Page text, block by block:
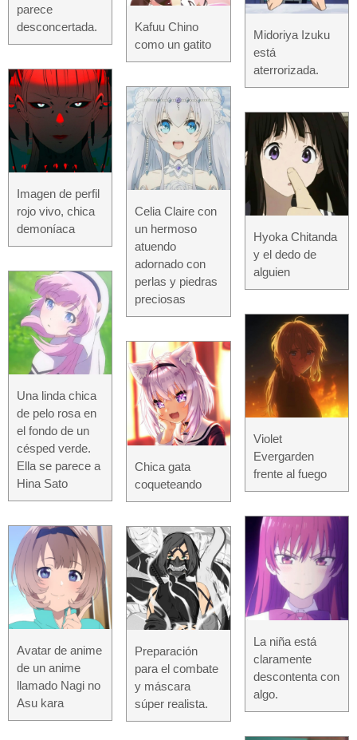
parece
desconcertada.
Imagen de perfil
rojo vivo, chica
demoníaca
Una linda chica
de pelo rosa en
el fondo de un
césped verde.
Ella se parece a
Hina Sato
Avatar de anime
de un anime
llamado Nagi no
Asu kara
Kafuu Chino
como un gatito
Celia Claire con
un hermoso
atuendo
adornado con
perlas y piedras
preciosas
Chica gata
coqueteando
Preparación
para el combate
y máscara
súper realista.
Midoriya Izuku
está
aterrorizada.
Hyoka Chitanda
y el dedo de
alguien
Violet
Evergarden
frente al fuego
La niña está
claramente
descontenta con
algo.